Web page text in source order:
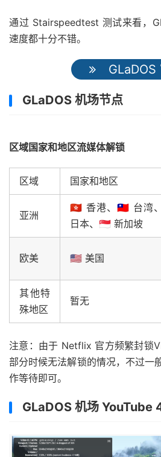
通过 Stairspeedtest 测试来看，
速度都十分不错。
GLaDOS
GLaDOS 机场节点
区域国家和地区流媒体解锁
区域 国家和地区
亚洲
🇭🇰 香港、🇹🇼 台湾
日本、🇸🇬 新加坡
欧美 🇺🇸 美国
其他特
殊地区
暂无
注意：由于 Netflix 官方频繁封锁
部分时候无法解锁的情况，不过一
作等待即可。
GLaDOS 机场 YouTube